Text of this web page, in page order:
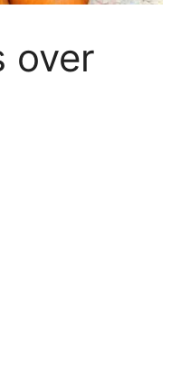
over